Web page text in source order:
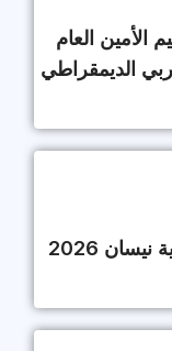
الأمين العام
الديمقراطي
2026